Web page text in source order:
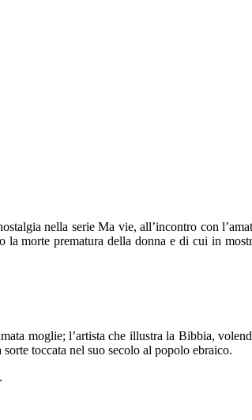
nella serie Ma vie, all’incontro con
morte prematura della donna e di cui in
moglie; l’artista che illustra la Bibbia,
toccata nel suo secolo al popolo ebraico.